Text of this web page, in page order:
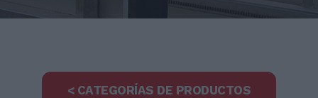
< CATEGORÍAS DE PRODUCTOS